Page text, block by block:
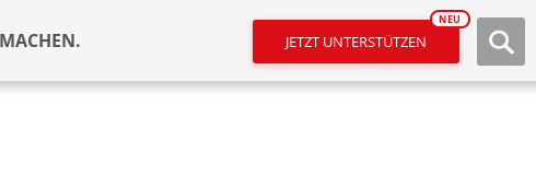
JETZT UNTERSTÜTZEN
NEU